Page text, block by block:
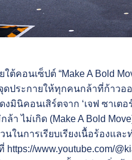
ใต้คอนเซ็ปต์ “Make A Bold
ดประกายให้ทุกคนกล้าที่ก้าวอ
งมินิคอนเสิร์ตจาก ‘เจฟ ซาเต
กล้า ไม่เกิด (Make A Bold
นในการเรียบเรียงเนื้อร้องแล
https://www.youtube.com/